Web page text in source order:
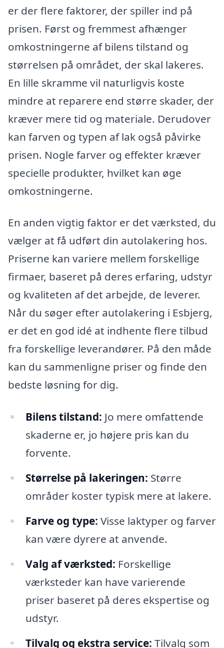
er der flere faktorer, der spiller ind på
prisen. Først og fremmest afhænger
omkostningerne af bilens tilstand og
størrelsen på området, der skal lakeres.
En lille skramme vil naturligvis koste
mindre at reparere end større skader, der
kræver mere tid og materiale. Derudover
kan farven og typen af lak også påvirke
prisen. Nogle farver og effekter kræver
specielle produkter, hvilket kan øge
omkostningerne.
En anden vigtig faktor er det værksted, du
vælger at få udført din autolakering hos.
Priserne kan variere mellem forskellige
firmaer, baseret på deres erfaring, udstyr
og kvaliteten af det arbejde, de leverer.
Når du søger efter autolakering i Esbjerg,
er det en god idé at indhente flere tilbud
fra forskellige leverandører. På den måde
kan du sammenligne priser og finde den
bedste løsning for dig.
Bilens tilstand: Jo mere omfattende
skaderne er, jo højere pris kan du
forvente.
Størrelse på lakeringen: Større
områder koster typisk mere at lakere.
Farve og type: Visse laktyper og farver
kan være dyrere at anvende.
Valg af værksted: Forskellige
værksteder kan have varierende
priser baseret på deres ekspertise og
udstyr.
Tilvalg og ekstra service: Tilvalg som